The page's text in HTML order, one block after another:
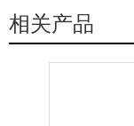
相关产品